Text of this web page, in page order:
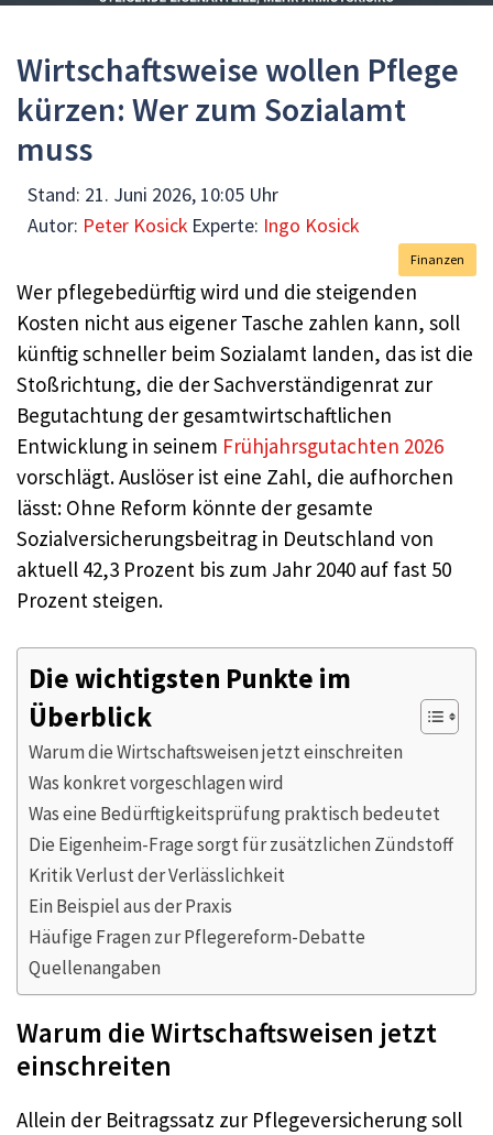
Wirtschaftsweise wollen Pflege
kürzen: Wer zum Sozialamt
muss
Stand: 21. Juni 2026, 10:05 Uhr
Autor: Peter Kosick Experte: Ingo Kosick
Finanzen
Wer pflegebedürftig wird und die steigenden
Kosten nicht aus eigener Tasche zahlen kann, soll
künftig schneller beim Sozialamt landen, das ist die
Stoßrichtung, die der Sachverständigenrat zur
Begutachtung der gesamtwirtschaftlichen
Entwicklung in seinem Frühjahrsgutachten 2026
vorschlägt. Auslöser ist eine Zahl, die aufhorchen
lässt: Ohne Reform könnte der gesamte
Sozialversicherungsbeitrag in Deutschland von
aktuell 42,3 Prozent bis zum Jahr 2040 auf fast 50
Prozent steigen.
Die wichtigsten Punkte im
Überblick
Warum die Wirtschaftsweisen jetzt einschreiten
Was konkret vorgeschlagen wird
Was eine Bedürftigkeitsprüfung praktisch bedeutet
Die Eigenheim-Frage sorgt für zusätzlichen Zündstoff
Kritik Verlust der Verlässlichkeit
Ein Beispiel aus der Praxis
Häufige Fragen zur Pflegereform-Debatte
Quellenangaben
Warum die Wirtschaftsweisen jetzt
einschreiten
Allein der Beitragssatz zur Pflegeversicherung soll